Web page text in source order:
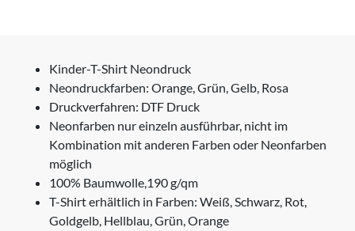
Kinder-T-Shirt Neondruck
Neondruckfarben: Orange, Grün, Gelb, Rosa
Druckverfahren: DTF Druck
Neonfarben nur einzeln ausführbar, nicht im
Kombination mit anderen Farben oder Neonfarben
möglich
100% Baumwolle,190 g/qm
T-Shirt erhältlich in Farben: Weiß, Schwarz, Rot,
Goldgelb, Hellblau, Grün, Orange